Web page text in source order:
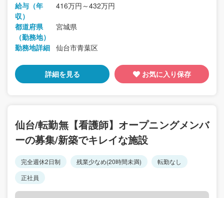
給与（年
収）
416万円～432万円
都道府県
（勤務地）
宮城県
勤務地詳細 仙台市青葉区
詳細を見る お気に入り保存
仙台/転勤無【看護師】オープニングメンバ
ーの募集/新築でキレイな施設
完全週休2日制 残業少なめ(20時間未満)
転勤なし
正社員